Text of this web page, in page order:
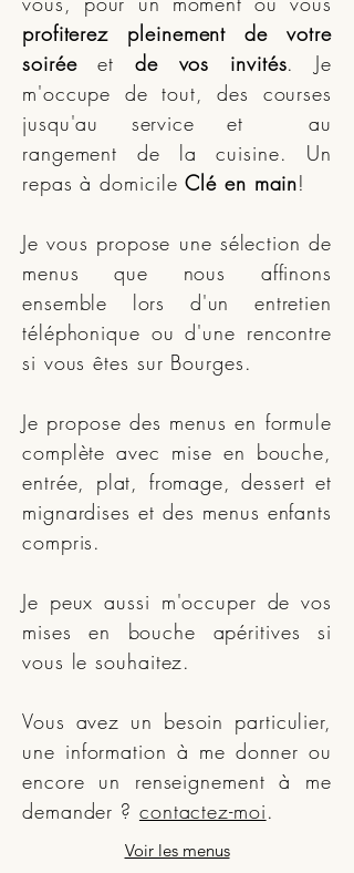
profiterez pleinement de votre
soiréeet de vos invités. Je
m'occupe de tout, des courses
jusqu'au service et au
rangement de la cuisine. Un
repas à domicileClé en main!
Je vous propose une sélection de
menus que nous affinons
ensemble lors d'un entretien
téléphonique ou d'une rencontre
si vous êtes sur Bourges.
Je propose des menus en formule
complète avec mise en bouche,
entrée, plat, fromage, dessert et
mignardises et des menus enfants
compris.
Je peux aussi m'occuper de vos
mises en bouche apéritives si
vous le souhaitez.
Vous avez un besoin particulier,
une information à me donner ou
encore un renseignement à me
demander ? contactez-moi.
Voir les menus